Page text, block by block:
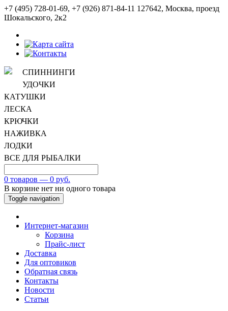
+7 (495) 728-01-69, +7 (926) 871-84-11 127642, Москва, проезд
Шокальского, 2к2
СПИННИНГИ
УДОЧКИ
КАТУШКИ
ЛЕСКА
КРЮЧКИ
НАЖИВКА
ЛОДКИ
ВСЕ ДЛЯ РЫБАЛКИ
0 товаров — 0 руб.
В корзине нет ни одного товара
Toggle navigation
Интернет-магазин
Корзина
Прайс-лист
Доставка
Для оптовиков
Обратная связь
Контакты
Новости
Статьи